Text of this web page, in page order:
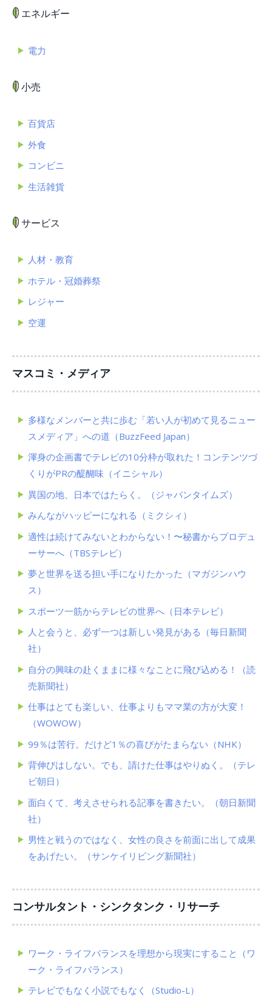
エネルギー
電力
小売
百貨店
外食
コンビニ
生活雑貨
サービス
人材・教育
ホテル・冠婚葬祭
レジャー
空運
マスコミ・メディア
多様なメンバーと共に歩む「若い人が初めて見るニュー
スメディア」への道（BuzzFeed Japan）
渾身の企画書でテレビの10分枠が取れた！コンテンツづ
くりがPRの醍醐味（イニシャル）
異国の地、日本ではたらく。（ジャパンタイムズ）
みんながハッピーになれる（ミクシィ）
適性は続けてみないとわからない！〜秘書からプロデュ
ーサーへ（TBSテレビ）
夢と世界を送る担い手になりたかった（マガジンハウ
ス）
スポーツ一筋からテレビの世界へ（日本テレビ）
人と会うと、必ず一つは新しい発見がある（毎日新聞
社）
自分の興味の赴くままに様々なことに飛び込める！（読
売新聞社）
仕事はとても楽しい、仕事よりもママ業の方が大変！
（WOWOW）
99％は苦行。だけど1％の喜びがたまらない（NHK）
背伸びはしない。でも、請けた仕事はやりぬく。（テレ
ビ朝日）
面白くて、考えさせられる記事を書きたい。（朝日新聞
社）
男性と戦うのではなく、女性の良さを前面に出して成果
をあげたい。（サンケイリビング新聞社）
コンサルタント・シンクタンク・リサーチ
ワーク・ライフバランスを理想から現実にすること（ワ
ーク・ライフバランス）
テレビでもなく小説でもなく（Studio-L）